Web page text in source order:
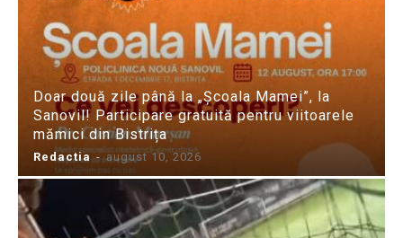
Doar două zile până la „Școala Mamei”, la
Sanovil! Participare gratuită pentru viitoarele
mămici din Bistrița
Redactia - august 10, 2026